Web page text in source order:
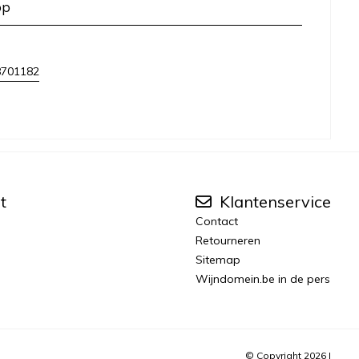
Klantenservice
Contact
Retourneren
Sitemap
Wijndomein.be in de pers
© Copyright 2026 |